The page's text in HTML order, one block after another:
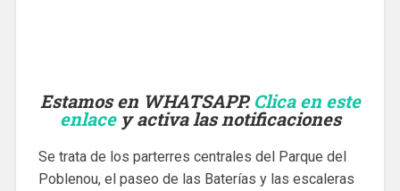
Estamos en WHATSAPP. Clica en este
enlacey activa las notificaciones
Se trata de los parterres centrales del Parque del
Poblenou, el paseo de las Baterías y las escaleras